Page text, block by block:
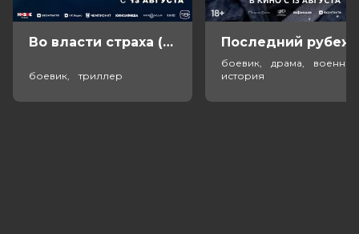
Во власти страха (18+)
боевик, триллер
боевик, драма,
история